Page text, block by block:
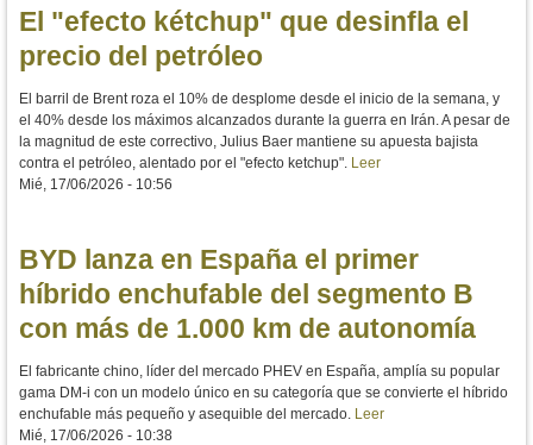
El "efecto kétchup" que desinfla el
precio del petróleo
El barril de Brent roza el 10% de desplome desde el inicio de la semana, y
el 40% desde los máximos alcanzados durante la guerra en Irán. A pesar de
la magnitud de este correctivo, Julius Baer mantiene su apuesta bajista
contra el petróleo, alentado por el "efecto ketchup". Leer
Mié, 17/06/2026 - 10:56
BYD lanza en España el primer
híbrido enchufable del segmento B
con más de 1.000 km de autonomía
El fabricante chino, líder del mercado PHEV en España, amplía su popular
gama DM-i con un modelo único en su categoría que se convierte el híbrido
enchufable más pequeño y asequible del mercado. Leer
Mié, 17/06/2026 - 10:38